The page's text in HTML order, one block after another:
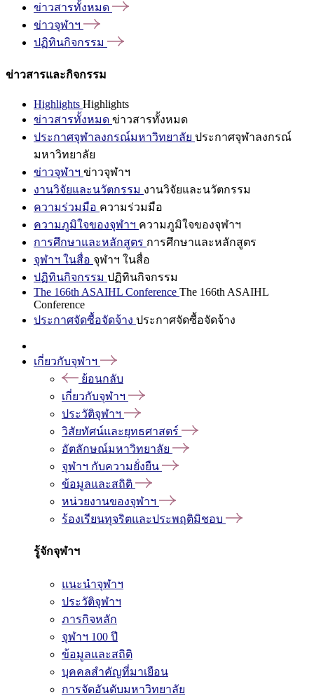
ข่าวสารทั้งหมด
ข่าวจุฬาฯ
ปฏิทินกิจกรรม
ข่าวสารและกิจกรรม
Highlights Highlights
ข่าวสารทั้งหมด ข่าวสารทั้งหมด
ประกาศจุฬาลงกรณ์มหาวิทยาลัย ประกาศจุฬาลงกรณ์
มหาวิทยาลัย
ข่าวจุฬาฯ ข่าวจุฬาฯ
งานวิจัยและนวัตกรรม งานวิจัยและนวัตกรรม
ความร่วมมือ ความร่วมมือ
ความภูมิใจของจุฬาฯ ความภูมิใจของจุฬาฯ
การศึกษาและหลักสูตร การศึกษาและหลักสูตร
จุฬาฯ ในสื่อ จุฬาฯ ในสื่อ
ปฏิทินกิจกรรม ปฏิทินกิจกรรม
The 166th ASAIHL Conference The 166th ASAIHL
Conference
ประกาศจัดซื้อจัดจ้าง ประกาศจัดซื้อจัดจ้าง
เกี่ยวกับจุฬาฯ
ย้อนกลับ
เกี่ยวกับจุฬาฯ
ประวัติจุฬาฯ
วิสัยทัศน์และยุทธศาสตร์
อัตลักษณ์มหาวิทยาลัย
จุฬาฯ กับความยั่งยืน
ข้อมูลและสถิติ
หน่วยงานของจุฬาฯ
ร้องเรียนทุจริตและประพฤติมิชอบ
รู้จักจุฬาฯ
แนะนำจุฬาฯ
ประวัติจุฬาฯ
ภารกิจหลัก
จุฬาฯ 100 ปี
ข้อมูลและสถิติ
บุคคลสำคัญที่มาเยือน
การจัดอันดับมหาวิทยาลัย